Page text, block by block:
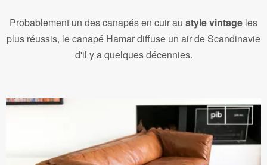
Probablement un des canapés en cuir au style vintage les
plus réussis, le canapé Hamar diffuse un air de Scandinavie
d'il y a quelques décennies.